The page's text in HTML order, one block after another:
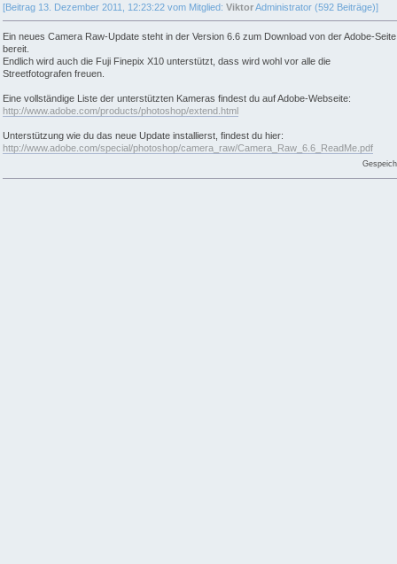
[Beitrag 13. Dezember 2011, 12:23:22 vom Mitglied: ViktorAdministrator (592 Beiträge)]
Ein neues Camera Raw-Update steht in der Version 6.6 zum Download von der Adobe-Seite
bereit.
Endlich wird auch die Fuji Finepix X10 unterstützt, dass wird wohl vor alle die
Streetfotografen freuen.
Eine vollständige Liste der unterstützten Kameras findest du auf Adobe-Webseite:
http://www.adobe.com/products/photoshop/extend.html
Unterstützung wie du das neue Update installierst, findest du hier:
http://www.adobe.com/special/photoshop/camera_raw/Camera_Raw_6.6_ReadMe.pdf